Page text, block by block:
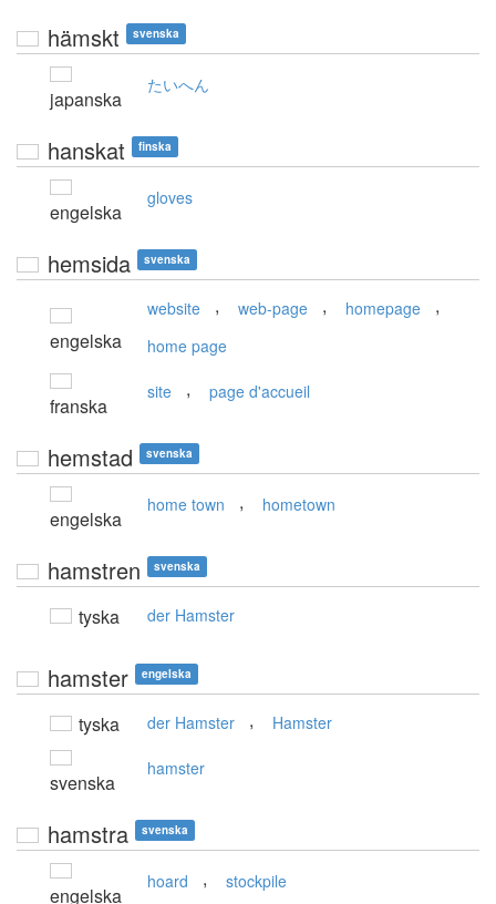
hämskt svenska
japanska
たいへん
hanskat finska
engelska
gloves
hemsida svenska
engelska
website , web-page , homepage ,
home page
franska
site , page d'accueil
hemstad svenska
engelska
home town , hometown
hamstren svenska
tyska der Hamster
hamster engelska
tyska der Hamster , Hamster
svenska
hamster
hamstra svenska
engelska
hoard , stockpile